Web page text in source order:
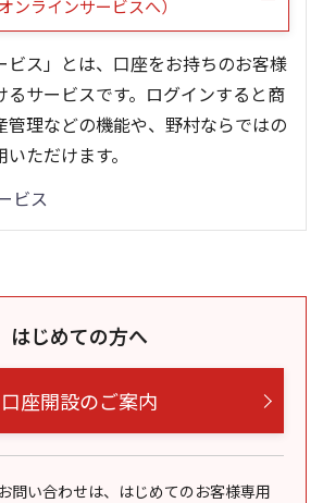
オンラインサービスへ）
ビス」とは、口座をお持ちのお客様
るサービスです。ログインすると商
管理などの機能や、野村ならではの
ただけます。
ビス
はじめての方へ
口座開設のご案内
問い合わせは、はじめてのお客様専用